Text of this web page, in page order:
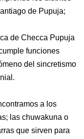
de Pupuja;
de Checca Pupuja
funciones
del sincretismo
a los
las chuwakuna o
que sirven para